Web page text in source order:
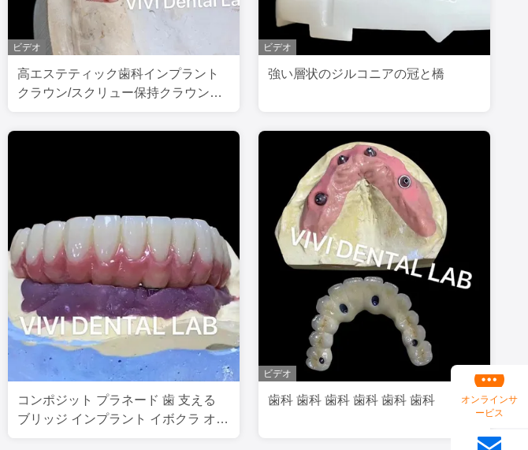
ビデオ
高エステティック歯科インプラント
クラウン/スクリュー保持クラウン
ビデオ
強い層状のジルコニアの冠と橋
コンポジット プラネード 歯 支える
ブリッジ インプラント イボクラ オー
ビデオ
歯科 歯科 歯科 歯科 歯科 歯科
オンラインサ
ービス